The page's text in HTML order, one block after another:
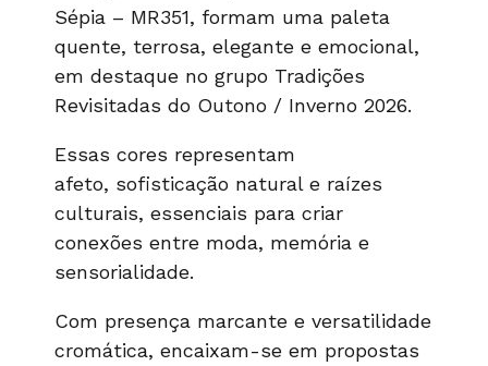
Sépia – MR351, formam uma paleta
quente, terrosa, elegante e emocional,
em destaque no grupo Tradições
Revisitadas do Outono / Inverno 2026.
Essas cores representam
afeto, sofisticação natural e raízes
culturais, essenciais para criar
conexões entre moda, memória e
sensorialidade.
Com presença marcante e versatilidade
cromática, encaixam-se em propostas